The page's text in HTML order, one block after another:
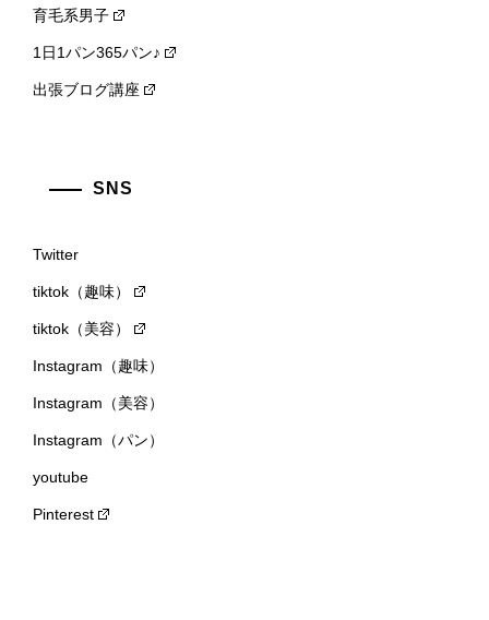
育毛系男子
1日1パン365パン♪
出張ブログ講座
SNS
Twitter
tiktok（趣味）
tiktok（美容）
Instagram（趣味）
Instagram（美容）
Instagram（パン）
youtube
Pinterest